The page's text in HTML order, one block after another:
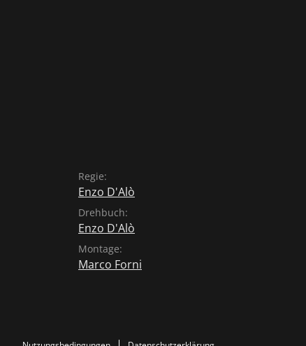
Regie:
Enzo D'Alò
Drehbuch:
Enzo D'Alò
Montage:
Marco Forni